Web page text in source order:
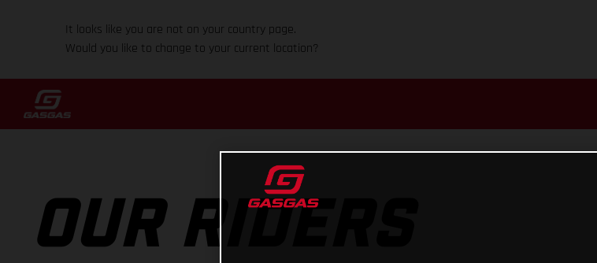
It looks like you are not on your country page.
Would you like to change to your current location?
OUR RIDERS